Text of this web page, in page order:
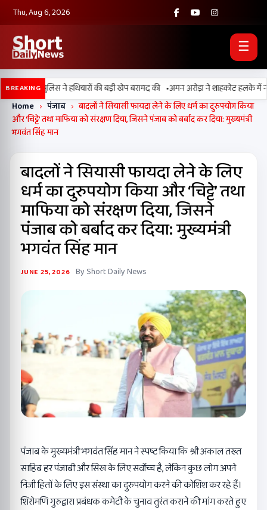
Thu, Aug 6, 2026
☰
BREAKING
पुलिस ने हथियारों की बड़ी खेप बरामद की •अमन अरोड़ा ने शाहकोट हलके में
Home › पंजाब › बादलों ने सियासी फायदा लेने के लिए धर्म का दुरुपयोग किया
और ‘चिट्टे’ तथा माफिया को संरक्षण दिया, जिसने पंजाब को बर्बाद कर दिया: मुख्यमंत्री
भगवंत सिंह मान
बादलों ने सियासी फायदा लेने के लिए
धर्म का दुरुपयोग किया और ‘चिट्टे’ तथा
माफिया को संरक्षण दिया, जिसने
पंजाब को बर्बाद कर दिया: मुख्यमंत्री
भगवंत सिंह मान
JUNE 25, 2026 By Short Daily News
पंजाब के मुख्यमंत्री भगवंत सिंह मान ने स्पष्ट किया कि श्री अकाल तख्त
साहिब हर पंजाबी और सिख के लिए सर्वोच्च है, लेकिन कुछ लोग अपने
निजी हितों के लिए इस संस्था का दुरुपयोग करने की कोशिश कर रहे हैं।
शिरोमणि गुरुद्वारा प्रबंधक कमेटी के चुनाव तुरंत कराने की मांग करते हुए